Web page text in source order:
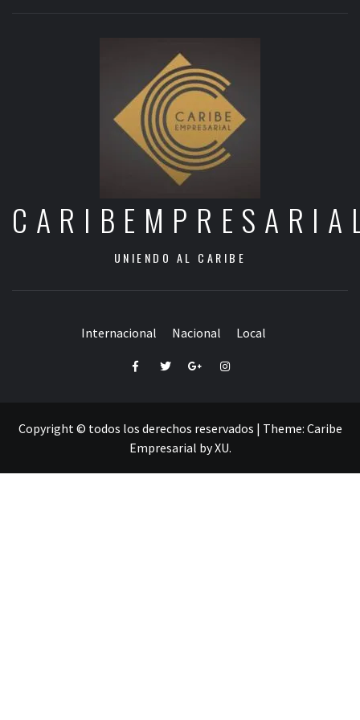
UNIENDO AL CARIBE
Internacional Nacional Local
FacebookTwitterGoogle+Instagram
Copyright © todos los derechos reservados | Theme: Caribe
Empresarial byXU.